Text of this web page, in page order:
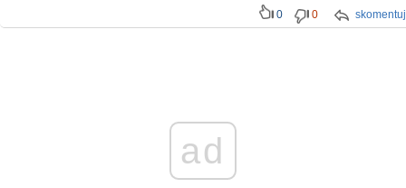
skomentuj
0 0
ad